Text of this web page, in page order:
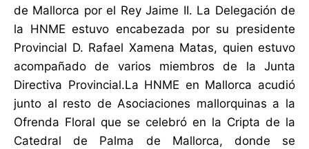
de Mallorca por el Rey Jaime II. La Delegación de
la HNME estuvo encabezada por su presidente
Provincial D. Rafael Xamena Matas, quien estuvo
acompañado de varios miembros de la Junta
Directiva Provincial.La HNME en Mallorca acudió
junto al resto de Asociaciones mallorquinas a la
Ofrenda Floral que se celebró en la Cripta de la
Catedral de Palma de Mallorca, donde se